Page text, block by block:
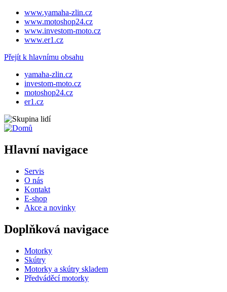
www.yamaha-zlin.cz
www.motoshop24.cz
www.investom-moto.cz
www.er1.cz
Přejít k hlavnímu obsahu
yamaha-zlin.cz
investom-moto.cz
motoshop24.cz
er1.cz
Hlavní navigace
Servis
O nás
Kontakt
E-shop
Akce a novinky
Doplňková navigace
Motorky
Skútry
Motorky a skútry skladem
Předváděcí motorky